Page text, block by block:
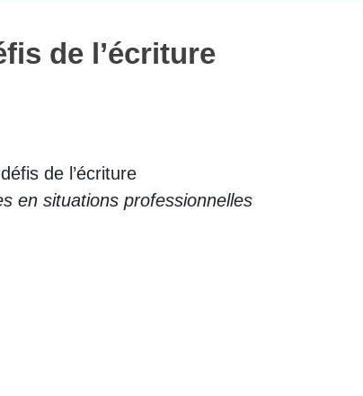
de l’écriture
de l’écriture
en situations professionnelles